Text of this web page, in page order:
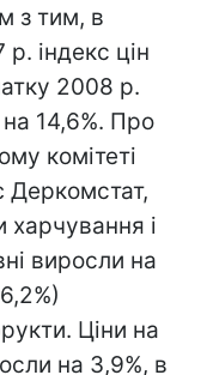
з тим, в
індекс цін
2008 р.
на 14,6%. Про
комітеті
Деркомстат,
харчування і
виросли на
Ціни на
на 3,9%, в